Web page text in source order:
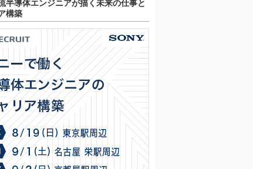
半導体エンジニアが描く未来の仕事と
構築